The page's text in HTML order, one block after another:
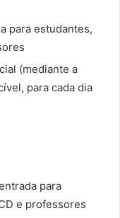
para estudantes,
(mediante a
para cada dia
para
e professores